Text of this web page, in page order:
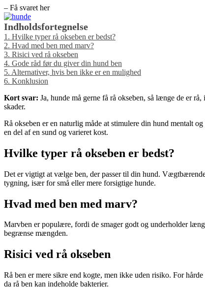
– Få svaret her
Indholdsfortegnelse
1. Hvilke typer rå okseben er bedst?
2. Hvad med ben med marv?
3. Risici ved rå okseben
4. Gode råd før du giver din hund ben
5. Alternativer, hvis ben ikke er en mulighed
6. Konklusion
Kort svar: Ja, hunde må gerne få rå okseben, så længe de er
skader.
Rå okseben er en naturlig måde at stimulere din hund mentalt
en del af en sund og varieret kost.
Hvilke typer rå okseben er bedst?
Det er vigtigt at vælge ben, der passer til din hund.
tygning, især for små eller mere forsigtige hunde.
Hvad med ben med marv?
Marvben er populære, fordi de smager godt og underholder
begrænse mængden.
Risici ved rå okseben
Rå ben er mere sikre end kogte, men ikke uden risiko. For
da rå ben kan indeholde bakterier.